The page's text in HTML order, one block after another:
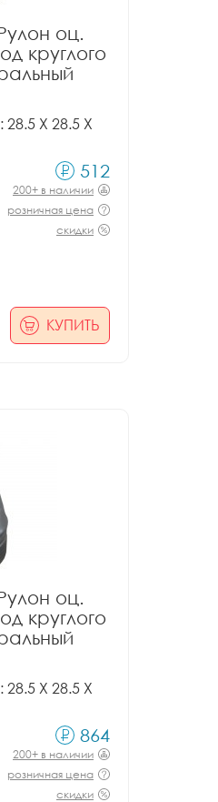
оц.
круглого
X 28.5 X
512
200+ в наличии
розничная цена
скидки
КУПИТЬ
оц.
круглого
X 28.5 X
864
200+ в наличии
розничная цена
скидки